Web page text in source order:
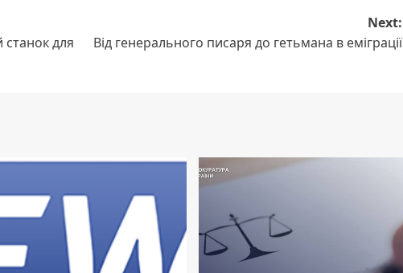
для
Next:
Від генерального писаря до гетьмана в еміграції